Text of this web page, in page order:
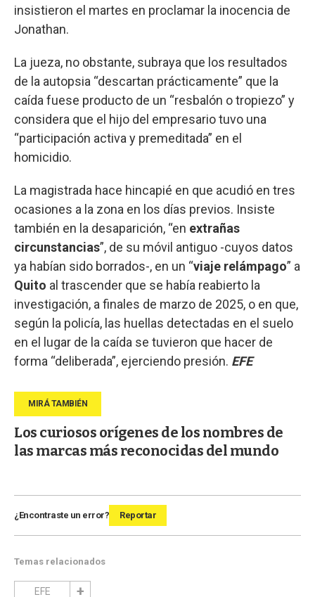
insistieron el martes en proclamar la inocencia de
Jonathan.
La jueza, no obstante, subraya que los resultados
de la autopsia “descartan prácticamente” que la
caída fuese producto de un “resbalón o tropiezo” y
considera que el hijo del empresario tuvo una
“participación activa y premeditada” en el
homicidio.
La magistrada hace hincapié en que acudió en tres
ocasiones a la zona en los días previos. Insiste
también en la desaparición, “en extrañas
circunstancias”, de su móvil antiguo -cuyos datos
ya habían sido borrados-, en un “viaje relámpago” a
Quito al trascender que se había reabierto la
investigación, a finales de marzo de 2025, o en que,
según la policía, las huellas detectadas en el suelo
en el lugar de la caída se tuvieron que hacer de
forma “deliberada”, ejerciendo presión. EFE
Los curiosos orígenes de los nombres de
las marcas más reconocidas del mundo
¿Encontraste un error? Reportar
Temas relacionados
EFE